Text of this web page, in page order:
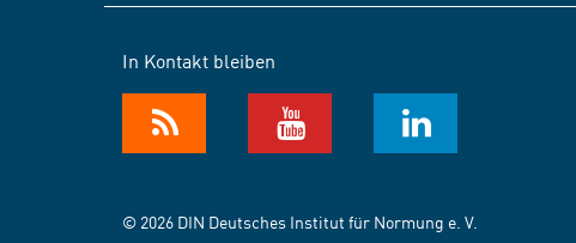
In Kontakt bleiben
© 2026 DIN Deutsches Institut für Normung e. V.